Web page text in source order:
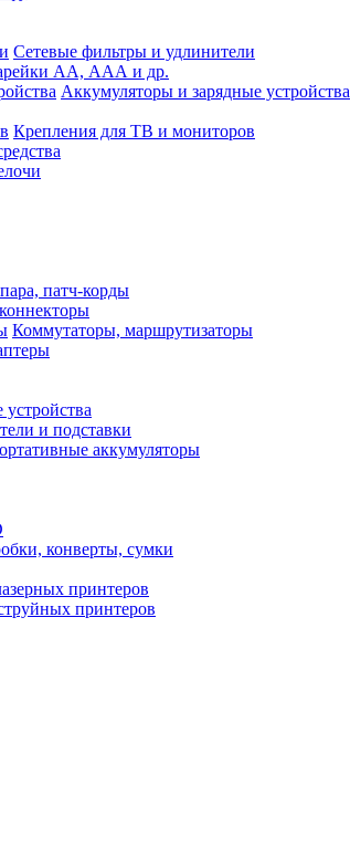
Сетевые фильтры и удлинители
АА, ААА и др.
Аккумуляторы и зарядные устройства
Крепления для ТВ и мониторов
патч-корды
Коммутаторы, маршрутизаторы
устройства
и подставки
аккумуляторы
конверты, сумки
принтеров
принтеров